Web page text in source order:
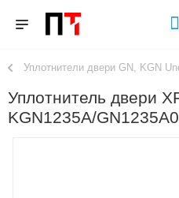
Уплотнители двери GN, KGN
Уплотнитель двери
KGN1235A/GN1235A0